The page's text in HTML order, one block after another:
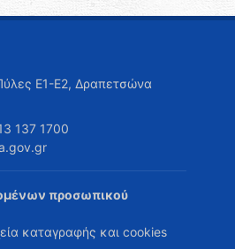
Ε1-Ε2, Δραπετσώνα
137 1700
προσωπικού
καταγραφής και cookies